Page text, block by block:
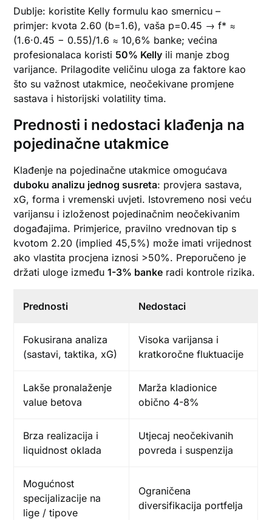
Dublje: koristite Kelly formulu kao smernicu –
primjer: kvota 2.60 (b=1.6), vaša p=0.45 → f* ≈
(1.6·0.45 − 0.55)/1.6 ≈ 10,6% banke; većina
profesionalaca koristi 50% Kelly ili manje zbog
varijance. Prilagodite veličinu uloga za faktore kao
što su važnost utakmice, neočekivane promjene
sastava i historijski volatility tima.
Prednosti i nedostaci klađenja na
pojedinačne utakmice
Klađenje na pojedinačne utakmice omogućava
duboku analizu jednog susreta: provjera sastava,
xG, forma i vremenski uvjeti. Istovremeno nosi veću
varijansu i izloženost pojedinačnim neočekivanim
događajima. Primjerice, pravilno vrednovan tip s
kvotom 2.20 (implied 45,5%) može imati vrijednost
ako vlastita procjena iznosi >50%. Preporučeno je
držati uloge između1-3% banke radi kontrole rizika.
Prednosti Nedostaci
Fokusirana analiza
(sastavi, taktika, xG)
Visoka varijansa i
kratkoročne fluktuacije
Lakše pronalaženje
value betova
Marža kladionice
obično 4-8%
Brza realizacija i
liquidnost oklada
Utjecaj neočekivanih
povreda i suspenzija
Mogućnost
specijalizacije na
lige / tipove
Ograničena
diversifikacija portfelja